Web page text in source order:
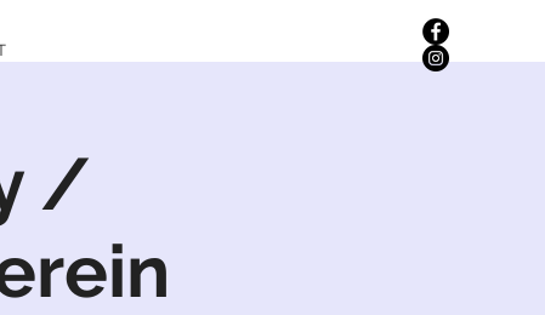
/